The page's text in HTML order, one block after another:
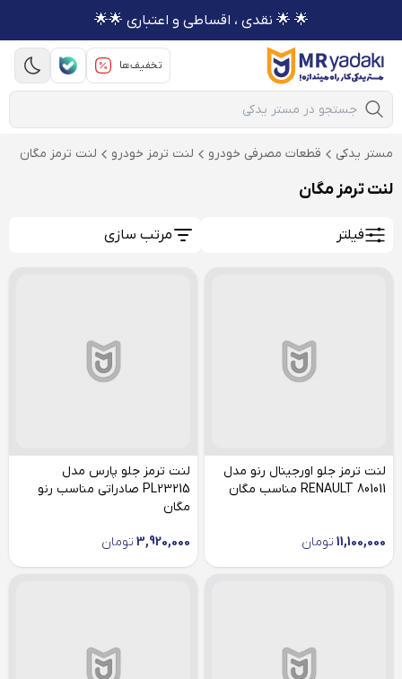
🌟 🌟 نقدی ، اقساطی و اعتباری 🌟🌟
تخفیف‌ها
Mobile Search
مستر یدکی قطعات مصرفی خودرو لنت ترمز خودرو لنت ترمز مگان
لنت ترمز مگان
فیلتر مرتب سازی
لنت ترمز جلو اورجینال رنو مدل
RENAULT 801011 مناسب مگان
11,100,000 تومان
لنت ترمز جلو پارس مدل
PL23215 صادراتی مناسب رنو
مگان
3,920,000 تومان